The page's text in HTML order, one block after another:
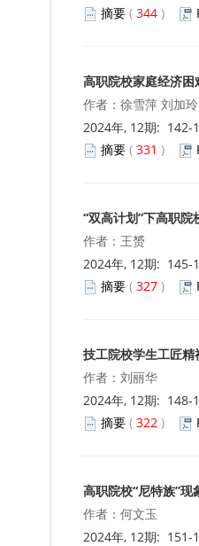
摘要 ( 344 )
高职院校家庭经济
作者：徐雪萍 刘加玲
2024年, 12期: 142-
摘要 ( 331 )
“双高计划”下高职院
作者：王赟
2024年, 12期: 145-
摘要 ( 327 )
技工院校学生工匠
作者：刘丽华
2024年, 12期: 148-
摘要 ( 322 )
高职院校“尼特族”
作者：何文玉
2024年, 12期: 151-